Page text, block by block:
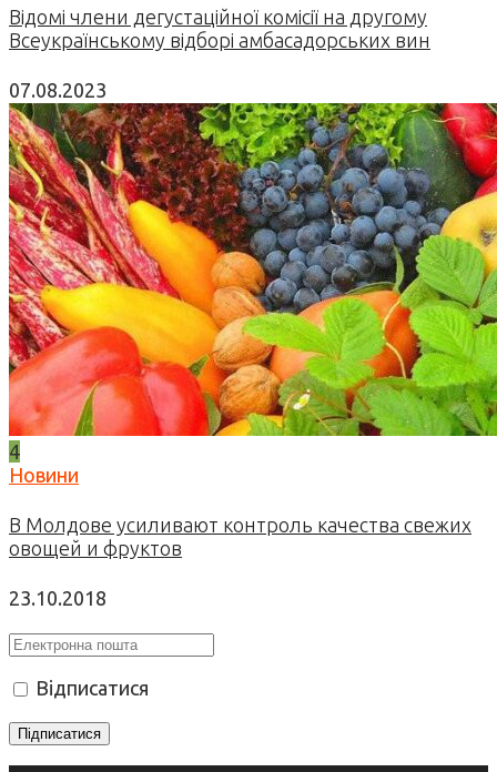
Відомі члени дегустаційної комісії на другому
Всеукраїнському відборі амбасадорських вин
07.08.2023
4
Новини
В Молдове усиливают контроль качества свежих
овощей и фруктов
23.10.2018
Відписатися